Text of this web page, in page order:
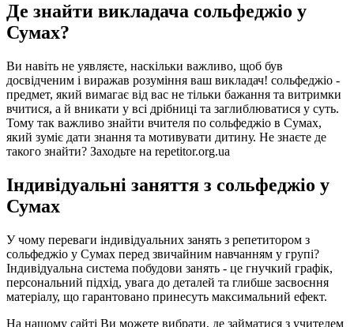
Де знайти викладача сольфеджіо у
Сумах?
Ви навіть не уявляєте, наскільки важливо, щоб був
досвідченим і виражав розуміння ваш викладач! сольфеджіо -
предмет, який вимагає від вас не тільки бажання та витримки
вчитися, а й вникати у всі дрібниці та заглиблюватися у суть.
Тому так важливо знайти вчителя по сольфеджіо в Сумах,
який зуміє дати знання та мотивувати дитину. Не знаєте де
такого знайти? Заходьте на repetitor.org.ua
Індивідуальні заняття з сольфеджіо у
Сумах
У чому переваги індивідуальних занять з репетитором з
сольфеджіо у Сумах перед звичайним навчанням у групі?
Індивідуальна система побудови занять - це гнучкий графік,
персональний підхід, увага до деталей та глибше засвоєння
матеріалу, що гарантовано принесуть максимальний ефект.
На нашому сайті Ви можете вибрати, де займатися з учителем